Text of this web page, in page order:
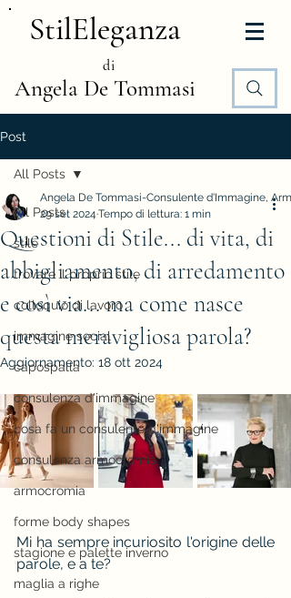
StilEleganza
di
Angela De Tommasi
Post
All Posts
stile
trovare il proprio stile
colloquio di lavoro
immagine social
capospalla
consulenza d'immagine
cosa fa un consulente d'immagine
consulenza armocromia
armocromia
forme body shapes
stagione e palette inverno
maglia a righe
All Posts
Questioni di Stile... di vita, di
abbigliamento, di arredamento
e così via... ma come nasce
questa meravigliosa parola?
Angela De Tommasi-Consulente d'Immagine,
29 set 2024 Tempo di lettura: 1 min
Aggiornamento: 18 ott 2024
Mi ha sempre incuriosito l'origine delle
parole, e a te?